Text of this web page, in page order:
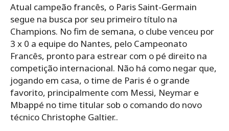
Atual campeão francês, o Paris Saint-Germain
segue na busca por seu primeiro título na
Champions. No fim de semana, o clube venceu por
3 x 0 a equipe do Nantes, pelo Campeonato
Francês, pronto para estrear com o pé direito na
competição internacional. Não há como negar que,
jogando em casa, o time de Paris é o grande
favorito, principalmente com Messi, Neymar e
Mbappé no time titular sob o comando do novo
técnico Christophe Galtier..